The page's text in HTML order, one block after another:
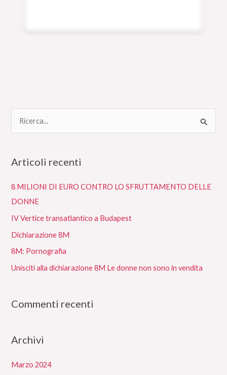
c
a
:
Articoli recenti
8 MILIONI DI EURO CONTRO LO SFRUTTAMENTO DELLE
DONNE
IV Vertice transatlantico a Budapest
Dichiarazione 8M
8M: Pornografia
Unisciti alla dichiarazione 8M Le donne non sono in vendita
Commenti recenti
Archivi
Marzo 2024